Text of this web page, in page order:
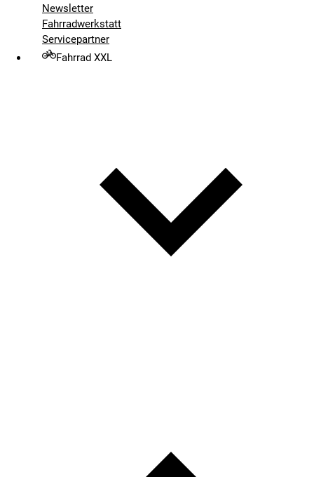
Newsletter
Fahrradwerkstatt
Servicepartner
Fahrrad XXL